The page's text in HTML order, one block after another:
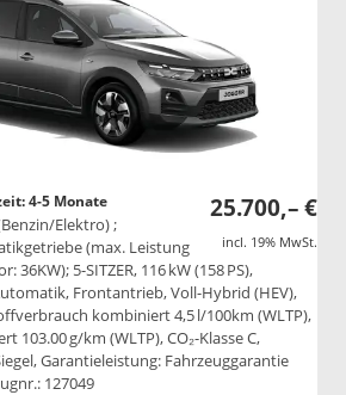
25.700,– €
incl. 19% MwSt.
4-5 Monate
Elektro) ;
(max. Leistung
36KW); 5-SITZER, 116 kW (158 PS),
Frontantrieb, Voll-Hybrid (HEV),
kombiniert 4,5 l/100km (WLTP),
103.00 g/km (WLTP), CO₂-Klasse C,
Garantieleistung: Fahrzeuggarantie
127049